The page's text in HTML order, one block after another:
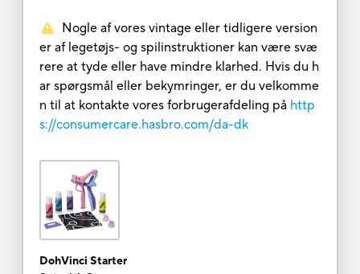
Nogle af vores vintage eller tidligere version
er af legetøjs- og spilinstruktioner kan være svæ
rere at tyde eller have mindre klarhed. Hvis du h
ar spørgsmål eller bekymringer, er du velkomme
n til at kontakte vores forbrugerafdeling på http
s://consumercare.hasbro.com/da-dk
DohVinci Starter